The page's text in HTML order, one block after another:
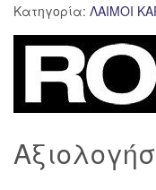
MAJESTY
250
ποσότητα
Κατηγορία: ΛΑΙΜΟΙ